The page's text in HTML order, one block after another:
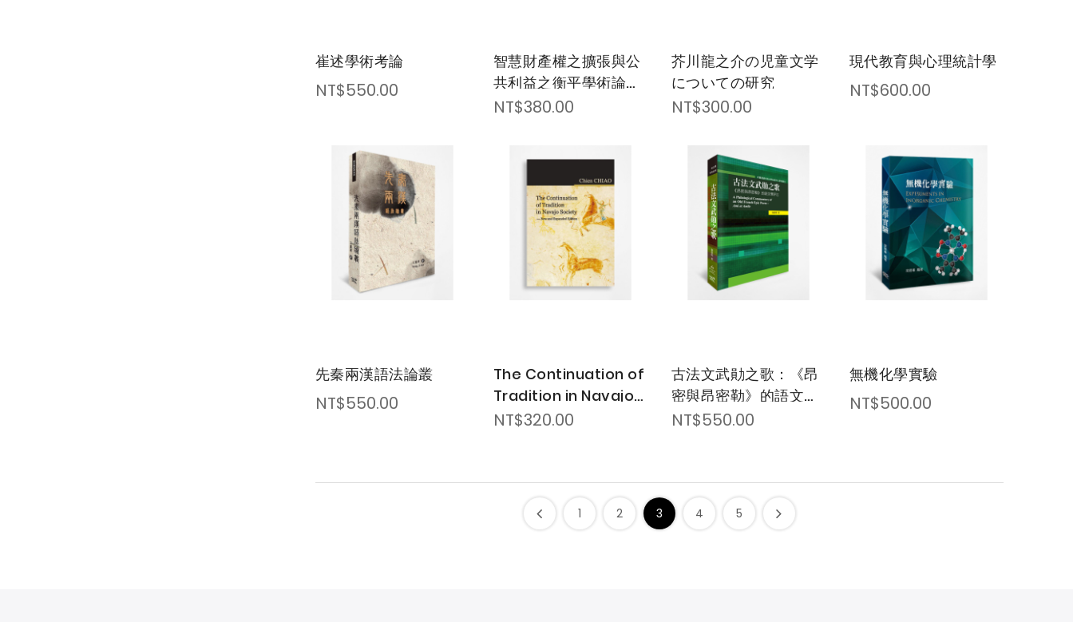
崔述學術考論
NT$550.00
智慧財產權之擴張與公
共利益之衡平學術論文
集
NT$380.00
芥川龍之介の児童文学
についての研究
NT$300.00
現代教育與心理統計學
NT$600.00
先秦兩漢語法論叢
NT$550.00
The Continuation of
Tradition in Navajo
Society—New and
NT$320.00
古法文武勛之歌：《昂
密與昂密勒》的語文學
評注
NT$550.00
無機化學實驗
NT$500.00
1 2 3 4 5